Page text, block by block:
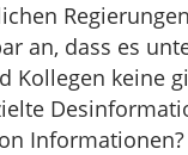
an, dass es
Kollegen keine
Informationen?